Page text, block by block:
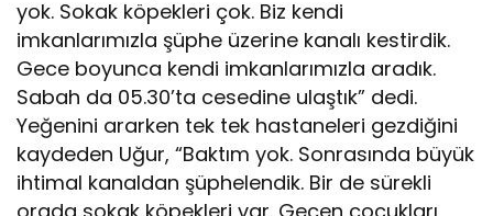
yok. Sokak köpekleri çok. Biz kendi
imkanlarımızla şüphe üzerine kanalı kestirdik.
Gece boyunca kendi imkanlarımızla aradık.
Sabah da 05.30’ta cesedine ulaştık” dedi.
Yeğenini ararken tek tek hastaneleri gezdiğini
kaydeden Uğur, “Baktım yok. Sonrasında büyük
ihtimal kanaldan şüphelendik. Bir de sürekli